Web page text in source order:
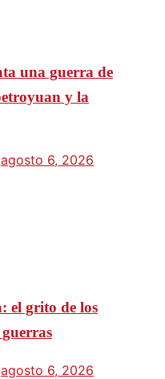
una guerra de
y la
agosto 6, 2026
el grito de los
agosto 6, 2026